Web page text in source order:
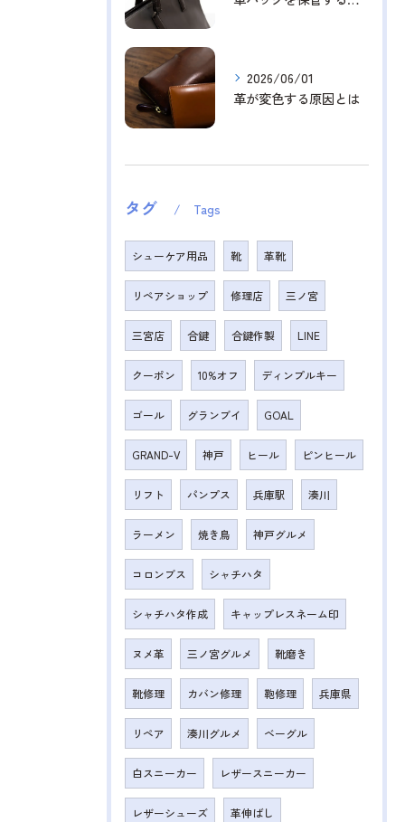
2026/06/01
革が変色する原因とは
タグ Tags
シューケア用品 靴 革靴
リペアショップ 修理店 三ノ宮
三宮店 合鍵 合鍵作製 LINE
クーポン 10%オフ ディンプルキー
ゴール グランブイ GOAL
GRAND-V 神戸 ヒール ピンヒール
リフト パンプス 兵庫駅 湊川
ラーメン 焼き鳥 神戸グルメ
コロンブス シャチハタ
シャチハタ作成 キャップレスネーム印
ヌメ革 三ノ宮グルメ 靴磨き
靴修理 カバン修理 鞄修理 兵庫県
リペア 湊川グルメ ベーグル
白スニーカー レザースニーカー
レザーシューズ 革伸ばし